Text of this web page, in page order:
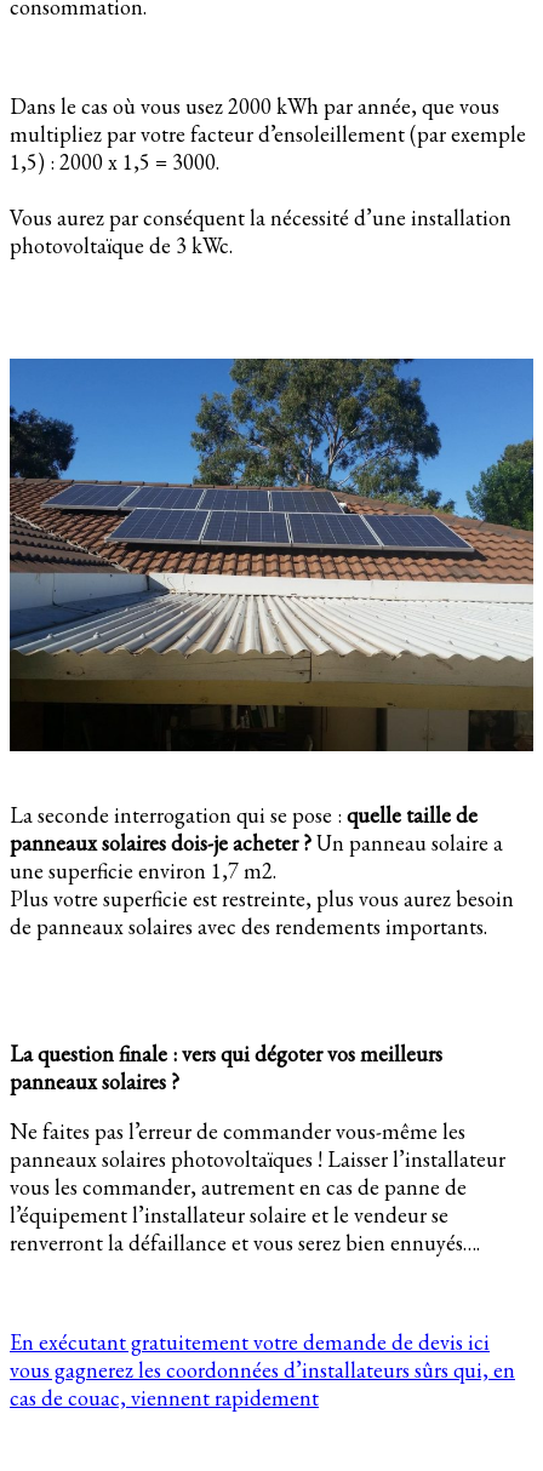
consommation.
Dans le cas où vous usez 2000 kWh par année, que vous
multipliez par votre facteur d’ensoleillement (par exemple
1,5) : 2000 x 1,5 = 3000.
Vous aurez par conséquent la nécessité d’une installation
photovoltaïque de 3 kWc.
La seconde interrogation qui se pose : quelle taille de
panneaux solaires dois-je acheter ?Un panneau solaire a
une superficie environ 1,7 m2.
Plus votre superficie est restreinte, plus vous aurez besoin
de panneaux solaires avec des rendements importants.
La question finale : vers qui dégoter vos meilleurs
panneaux solaires ?
Ne faites pas l’erreur de commander vous-même les
panneaux solaires photovoltaïques ! Laisser l’installateur
vous les commander, autrement en cas de panne de
l’équipement l’installateur solaire et le vendeur se
renverront la défaillance et vous serez bien ennuyés….
En exécutant gratuitement votre demande de devis ici
vous gagnerez les coordonnées d’installateurs sûrs qui, en
cas de couac, viennent rapidement